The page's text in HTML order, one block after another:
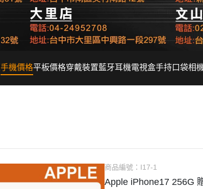
手機價格平板價格穿戴裝置藍牙耳機電視盒手持口袋相
商品編號： I17-1
Apple iPhone17 256G